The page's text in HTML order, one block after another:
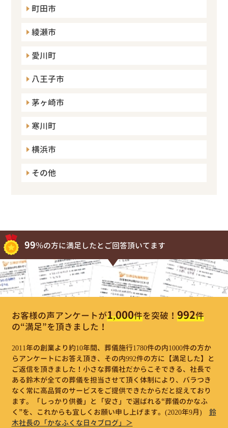
町田市
綾瀬市
愛川町
八王子市
茅ヶ崎市
寒川町
横浜市
その他
99%の方に満足したとご回答頂いてます
お客様の声アンケートが1,000件を突破！ 992件
の“満足”を頂きました！
2011年の創業より約10年間、葬儀施行1780件の内1000件の方か
らアンケートにお答え頂き、その内992件の方に【満足した】と
ご返信を頂きました！小さな葬儀社だからこそできる、社長で
ある鈴木が全ての葬儀を担当させて頂く体制により、バラつき
なく常に高品質のサービスをご提供できたからだと捉えており
ます。「しっかり供養」と「安さ」で選ばれる“葬儀のかなふ
く”を、これからも宜しくお願い申し上げます。 (2020年9月)
鈴
木社長の「かなふくな日々ブログ」＞